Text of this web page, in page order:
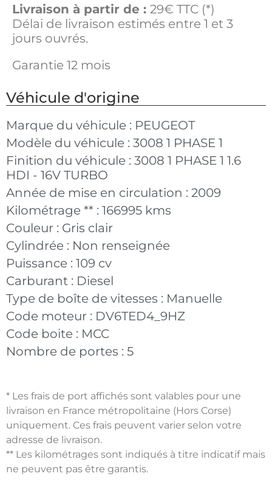
Livraison à partir de : 29€ TTC (*)
Délai de livraison estimés entre 1 et 3
jours ouvrés.
Garantie 12 mois
Véhicule d'origine
Marque du véhicule : PEUGEOT
Modèle du véhicule : 3008 1 PHASE 1
Finition du véhicule : 3008 1 PHASE 1 1.6
HDI - 16V TURBO
Année de mise en circulation : 2009
Kilométrage ** : 166995 kms
Couleur : Gris clair
Cylindrée : Non renseignée
Puissance : 109 cv
Carburant : Diesel
Type de boîte de vitesses : Manuelle
Code moteur : DV6TED4_9HZ
Code boite : MCC
Nombre de portes : 5
* Les frais de port affichés sont valables pour une
livraison en France métropolitaine (Hors Corse)
uniquement. Ces frais peuvent varier selon votre
adresse de livraison.
** Les kilométrages sont indiqués à titre indicatif mais
ne peuvent pas être garantis.